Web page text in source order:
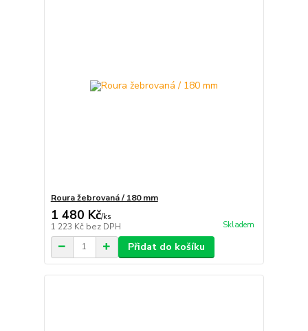
Roura žebrovaná / 180 mm
1 480 Kč/ks
1 223 Kč bez DPH Skladem
Přidat do košíku